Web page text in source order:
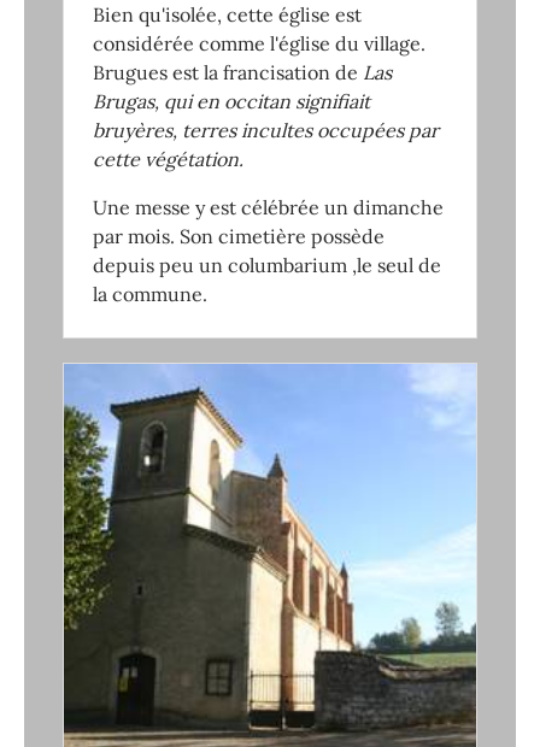
Bien qu'isolée, cette église est
considérée comme l'église du village.
Brugues est la francisation de Las
Brugas, quien occitan signifiait
bruyères, terres incultes occupées par
cette végétation.
Une messe y est célébrée un dimanche
par mois. Son cimetière possède
depuis peu un columbarium ,le seul de
la commune.